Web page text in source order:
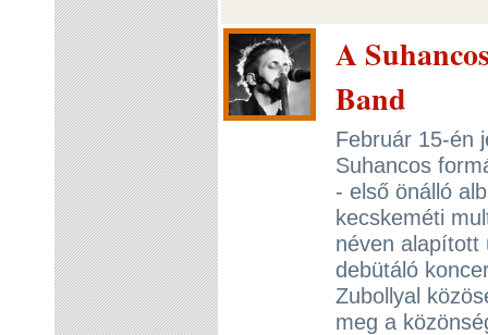
A
Band
Február 15-én
Suhancos
- első önálló
kecskeméti
néven alapított
debütáló
Zubollyal
meg a